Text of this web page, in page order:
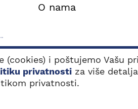
O nama
BESPLATNO ONLINE
PROVERITE SLUH
(cookies) i poštujemo Vašu
privatnosti za više
privatnosti.